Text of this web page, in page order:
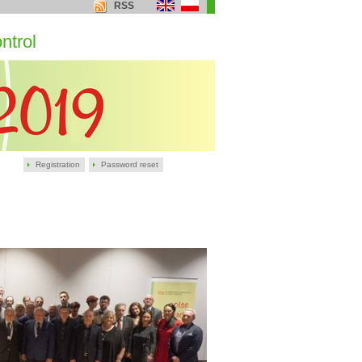
Registration Password reset
RSS